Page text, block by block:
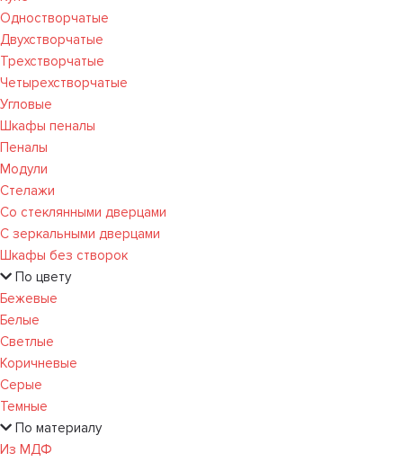
Одностворчатые
Двухстворчатые
Трехстворчатые
Четырехстворчатые
Угловые
Шкафы пеналы
Пеналы
Модули
Стелажи
Со стеклянными дверцами
С зеркальными дверцами
Шкафы без створок
По цвету
Бежевые
Белые
Светлые
Коричневые
Серые
Темные
По материалу
Из МДФ